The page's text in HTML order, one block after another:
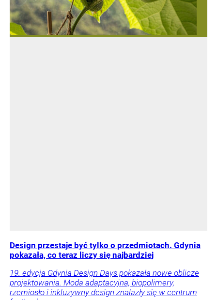
Design przestaje być tylko o przedmiotach. Gdynia
pokazała, co teraz liczy się najbardziej
19. edycja Gdynia Design Days pokazała nowe oblicze
projektowania. Moda adaptacyjna, biopolimery,
rzemiosło i inkluzywny design znalazły się w centrum